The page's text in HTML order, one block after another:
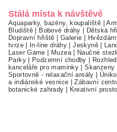
Stálá místa k návštěvě
Aquaparky, bazény, koupaliště |
Bludiště
Bobové dráhy Dětská
Dopravní hřiště
Galerie
tvrze| In-line dráhy |Jeskyně|
Laser Game
Muzea| Naučné
Parky| Podzemní chodby
kanceláře pro maminky |Skanzeny
Sportovně - relaxační areály
a indiánské vesnice |Zábavní
botanické zahrady
Kreativní